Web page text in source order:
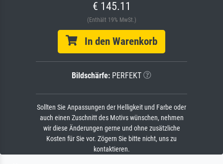
€ 145.11
(Enthält 19% MwSt.)
In den Warenkorb
Bildschärfe: PERFEKT
Sollten Sie Anpassungen der Helligkeit und Farbe oder
auch einen Zuschnitt des Motivs wünschen, nehmen
wir diese Änderungen gerne und ohne zusätzliche
Kosten für Sie vor. Zögern Sie bitte nicht, uns zu
kontaktieren.